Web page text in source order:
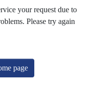
your request due to
Please try again
page